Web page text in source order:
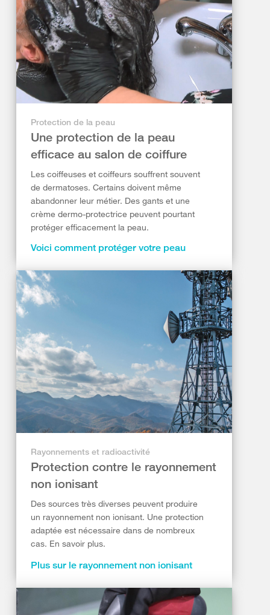
Protection de la peau
Une protection de la peau
efficace au salon de coiffure
Les coiffeuses et coiffeurs souffrent souvent
de dermatoses. Certains doivent même
abandonner leur métier. Des gants et une
crème dermo-protectrice peuvent pourtant
protéger efficacement la peau.
Voici comment protéger votre peau
Rayonnements et radioactivité
Protection contre le rayonnement
non ionisant
Des sources très diverses peuvent produire
un rayonnement non ionisant. Une protection
adaptée est nécessaire dans de nombreux
cas. En savoir plus.
Plus sur le rayonnement non ionisant